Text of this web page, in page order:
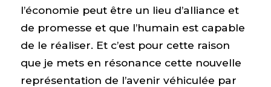
l’économie peut être un lieu d’alliance et
de promesse et que l’humain est capable
de le réaliser. Et c’est pour cette raison
que je mets en résonance cette nouvelle
représentation de l’avenir véhiculée par